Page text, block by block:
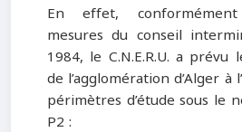
En effet,
mesures du conseil
1984, le C.N.E.R.U. a
de l’agglomération d’Alger
périmètres d’étude sous le
P2 :